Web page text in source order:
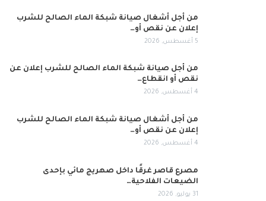
من أجل أشغال صيانة شبكة الماء الصالح للشرب
إعلان عن نقص أو…
5 أغسطس, 2026
من أجل صيانة شبكة الماء الصالح للشرب إعلان عن
نقص أو انقطاع…
4 أغسطس, 2026
من أجل أشغال صيانة شبكة الماء الصالح للشرب
إعلان عن نقص أو…
4 أغسطس, 2026
مصرع قاصر غرقًا داخل صهريج مائي بإحدى
الضيعات الفلاحية…
31 يوليو, 2026